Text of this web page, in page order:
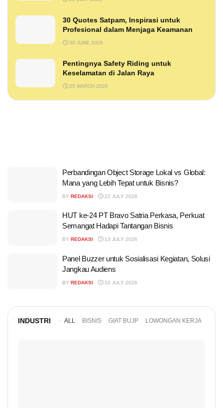
30 Quotes Satpam, Inspirasi untuk
Profesional dalam Menjaga Keamanan
30 JUNE 2026
Pentingnya Safety Riding untuk
Keselamatan di Jalan Raya
25 MARCH 2026
Perbandingan Object Storage Lokal vs Global:
Mana yang Lebih Tepat untuk Bisnis?
BY REDAKSI 22 JULY 2026
HUT ke-24 PT Bravo Satria Perkasa, Perkuat
Semangat Hadapi Tantangan Bisnis
BY REDAKSI 13 JULY 2026
Panel Buzzer untuk Sosialisasi Kegiatan, Solusi
Jangkau Audiens
BY REDAKSI 10 JULY 2026
INDUSTRI ALL BISNIS GIAT BUJP LOWONGAN KERJA